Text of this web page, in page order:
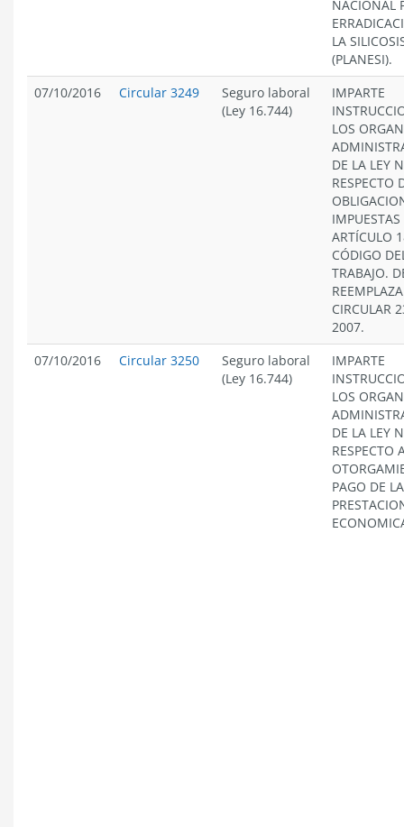
NACIONAL
LA
(PLANESI).
07/10/2016
Circular 3249
Seguro laboral
(Ley 16.744)
IMPARTE
LOS
DE LA LEY
RESPECTO
IMPUESTAS
ARTÍCULO
CÓDIGO
TRABAJO.
CIRCULAR
2007.
07/10/2016
Circular 3250
Seguro laboral
(Ley 16.744)
IMPARTE
LOS
DE LA LEY
RESPECTO
PAGO DE